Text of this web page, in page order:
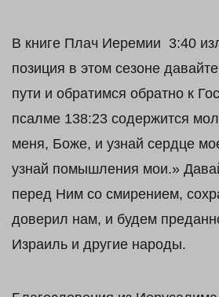
В книге Плач Иеремии 3:40
позиция в этом сезоне
пути и обратимся обратно к
псалме 138:23 содержится
меня, Боже, и узнай сердце
узнай помышления мои.»
перед Ним со смирением,
доверил нам, и будем
Израиль и другие народы.